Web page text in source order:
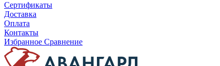
Сертификаты
Доставка
Оплата
Контакты
Избранное Сравнение